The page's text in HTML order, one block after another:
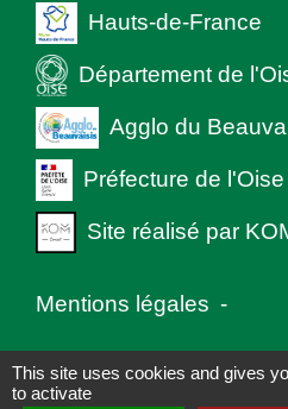
Hauts-de-France
Département de
Agglo du
Préfecture de l'Oise
Site réalisé par
Mentions légales -
Politique de
This site uses cookies and gives
to activate